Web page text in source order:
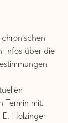
Infos über die
Termin mit.
Holzinger